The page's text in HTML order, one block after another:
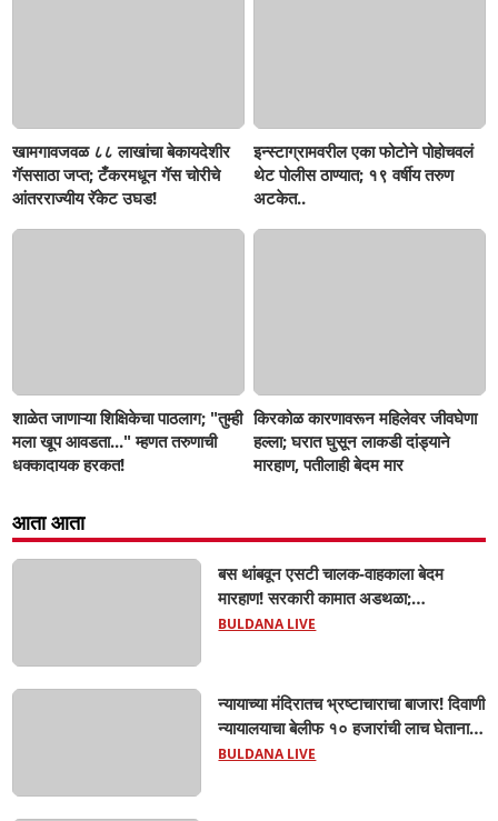
खामगावजवळ ८८ लाखांचा बेकायदेशीर
गॅससाठा जप्त; टँकरमधून गॅस चोरीचे
आंतरराज्यीय रॅकेट उघड!
इन्स्टाग्रामवरील एका फोटोने पोहोचवलं
थेट पोलीस ठाण्यात; १९ वर्षीय तरुण
अटकेत..
शाळेत जाणाऱ्या शिक्षिकेचा पाठलाग; "तुम्ही
मला खूप आवडता..." म्हणत तरुणाची
धक्कादायक हरकत!
किरकोळ कारणावरून महिलेवर जीवघेणा
हल्ला; घरात घुसून लाकडी दांड्याने
मारहाण, पतीलाही बेदम मार
आता आता
बस थांबवून एसटी चालक-वाहकाला बेदम
मारहाण! सरकारी कामात अडथळा;
प्रवाशांसमोर धिंगाणा घालणाऱ्या तिघांविरुद्ध
BULDANA LIVE
न्यायाच्या मंदिरातच भ्रष्टाचाराचा बाजार! दिवाणी
न्यायालयाचा बेलीफ १० हजारांची लाच घेताना
एसीबीच्या जाळ्यात; मेहकरात खळबळ!
BULDANA LIVE